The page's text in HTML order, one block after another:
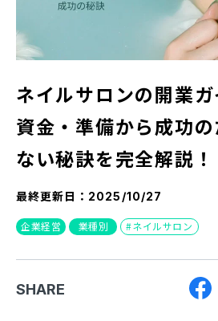
DOCUMENT
『SUNGROVE』について
利用規約
広告掲載に関する規約
特定商取引法に基づく表記
プライバシーポリシー
ネイルサロンの開業
資金・準備から成功
ない秘訣を完全解説！
最終更新日： 2025/10/27
企業経営 業種別 ネイルサロン
SHARE